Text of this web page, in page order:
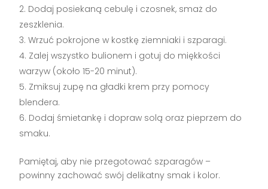
Dodaj posiekaną cebulę i czosnek, smaż do
zeszklenia.
Wrzuć pokrojone w kostkę ziemniaki i szparagi.
Zalej wszystko bulionem i gotuj do miękkości
warzyw (około 15-20 minut).
Zmiksuj zupę na gładki krem przy pomocy
blendera.
Dodaj śmietankę i dopraw solą oraz pieprzem do
smaku.
Pamiętaj, aby nie przegotować szparagów –
powinny zachować swój delikatny smak i kolor.